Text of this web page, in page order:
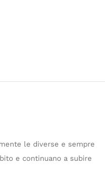
le diverse e sempre
e continuano a subire